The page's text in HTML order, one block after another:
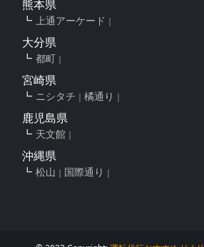
熊本県
上通アーケード
大分県
都町
宮崎県
ニシタチ 橘通り
鹿児島県
天文館
沖縄県
松山 国際通り